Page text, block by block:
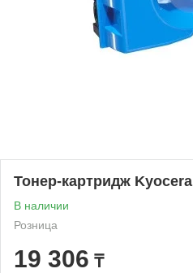
Тонер-картридж
В наличии
Розница
19 306 ₸